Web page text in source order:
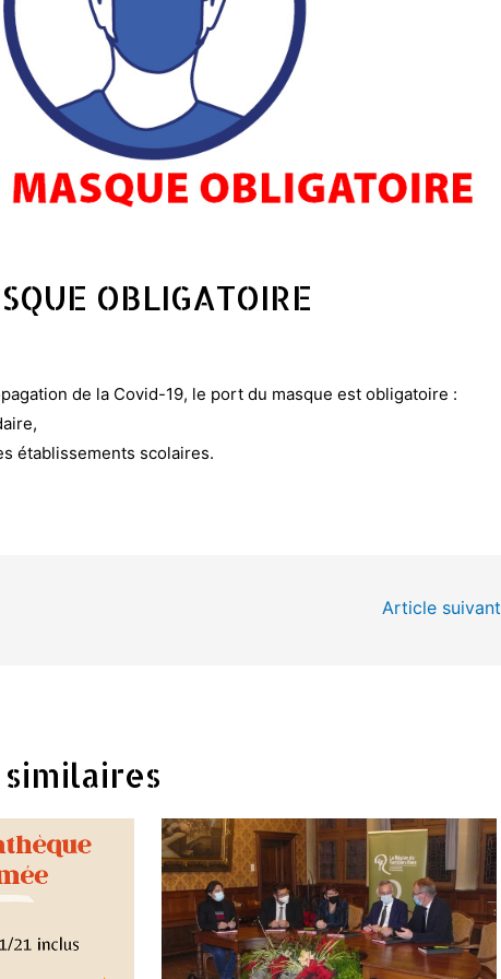
OBLIGATOIRE
de la Covid-19, le port du masque est obligatoire :
établissements scolaires.
Article suivant